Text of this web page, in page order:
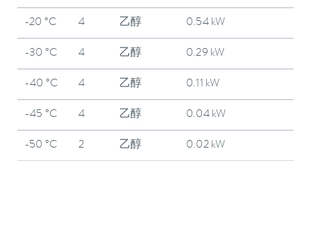
-20 °C 4 乙醇 0.54 kW
-30 °C 4 乙醇 0.29 kW
-40 °C 4 乙醇 0.11 kW
-45 °C 4 乙醇 0.04 kW
-50 °C 2 乙醇 0.02 kW